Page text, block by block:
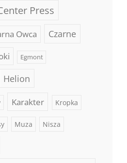
Press
Owca
Czarne
Egmont
Helion
Karakter Kropka
Muza Nisza